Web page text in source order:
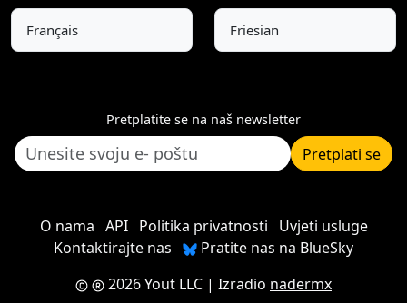
Français Friesian
Pretplatite se na naš newsletter
Pretplati se
O nama API Politika privatnosti
Uvjeti usluge
Kontaktirajte nas
Pratite nas na BlueSky
2026 Yout LLC | Izradio nadermx